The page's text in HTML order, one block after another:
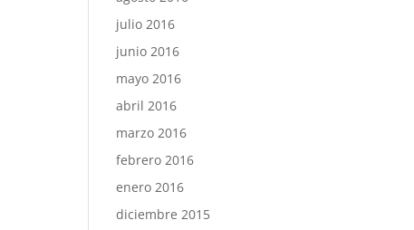
julio 2016
junio 2016
mayo 2016
abril 2016
marzo 2016
febrero 2016
enero 2016
diciembre 2015